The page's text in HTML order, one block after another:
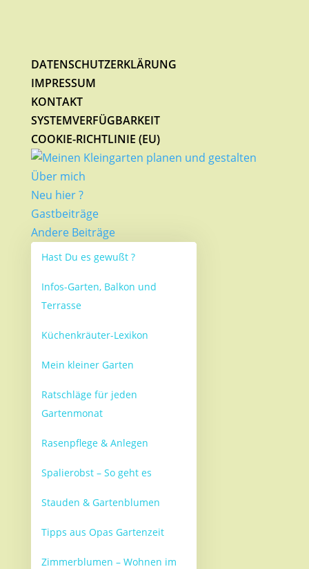
DATENSCHUTZERKLÄRUNG
IMPRESSUM
KONTAKT
SYSTEMVERFÜGBARKEIT
COOKIE-RICHTLINIE (EU)
Über mich
Neu hier ?
Gastbeiträge
Andere Beiträge
Hast Du es gewußt ?
Infos-Garten, Balkon und
Terrasse
Küchenkräuter-Lexikon
Mein kleiner Garten
Ratschläge für jeden
Gartenmonat
Rasenpflege & Anlegen
Spalierobst – So geht es
Stauden & Gartenblumen
Tipps aus Opas Gartenzeit
Zimmerblumen – Wohnen im